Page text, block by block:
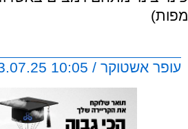
מפות)
עופר אשטוקר / 10:05 03.07.25